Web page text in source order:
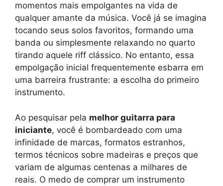
momentos mais empolgantes na vida de
qualquer amante da música. Você já se imagina
tocando seus solos favoritos, formando uma
banda ou simplesmente relaxando no quarto
tirando aquele riff clássico. No entanto, essa
empolgação inicial frequentemente esbarra em
uma barreira frustrante: a escolha do primeiro
instrumento.
Ao pesquisar pela melhor guitarra para
iniciante, você é bombardeado com uma
infinidade de marcas, formatos estranhos,
termos técnicos sobre madeiras e preços que
variam de algumas centenas a milhares de
reais. O medo de comprar um instrumento